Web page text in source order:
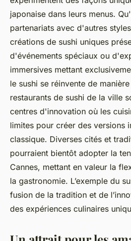
japonaise dans leurs menus.
partenariats avec d'autres
créations de sushi uniques
d'événements spéciaux ou
immersives mettant
le sushi se réinvente de
restaurants de sushi de la ville
centres d'innovation où les
limites pour créer des versions
classique. Diverses cités et
pourraient bientôt adopter la
Cannes, mettant en valeur la
la gastronomie. L’exemple du
fusion de la tradition et de
des expériences culinaires